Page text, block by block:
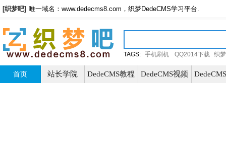
[织梦吧] 唯一域名：www.dedecms8.com，织梦DedeCMS学习平台.
TAGS: 手机刷机 QQ2014下载 织
首页 站长学院 DedeCMS教程 DedeCMS视频